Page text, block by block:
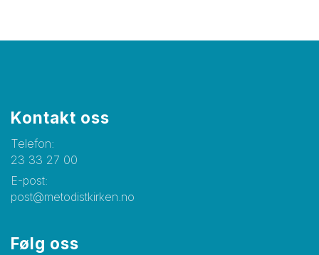
Kontakt oss
Telefon:
23 33 27 00
E-post:
post@metodistkirken.no
Følg oss